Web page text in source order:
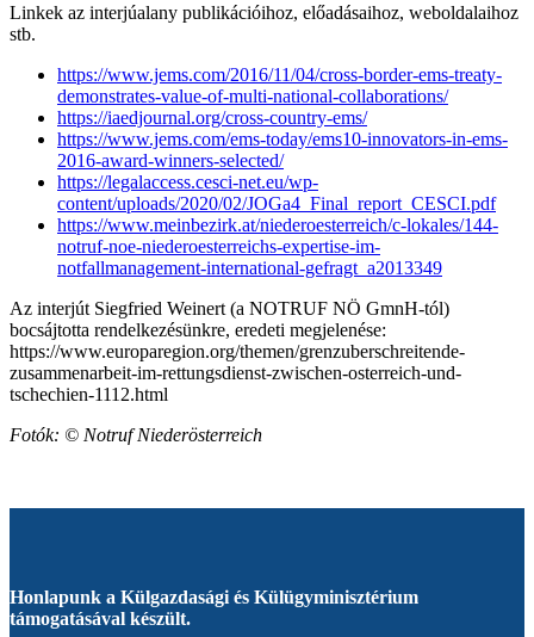
Linkek az interjúalany publikációihoz, előadásaihoz, weboldalaihoz
stb.
https://www.jems.com/2016/11/04/cross-border-ems-treaty-
demonstrates-value-of-multi-national-collaborations/
https://iaedjournal.org/cross-country-ems/
https://www.jems.com/ems-today/ems10-innovators-in-ems-
2016-award-winners-selected/
https://legalaccess.cesci-net.eu/wp-
content/uploads/2020/02/JOGa4_Final_report_CESCI.pdf
https://www.meinbezirk.at/niederoesterreich/c-lokales/144-
notruf-noe-niederoesterreichs-expertise-im-
notfallmanagement-international-gefragt_a2013349
Az interjút Siegfried Weinert (a NOTRUF NÖ GmnH-tól)
bocsájtotta rendelkezésünkre, eredeti megjelenése:
https://www.europaregion.org/themen/grenzuberschreitende-
zusammenarbeit-im-rettungsdienst-zwischen-osterreich-und-
tschechien-1112.html
Fotók: © Notruf Niederösterreich
Honlapunk a Külgazdasági és Külügyminisztérium
támogatásával készült.